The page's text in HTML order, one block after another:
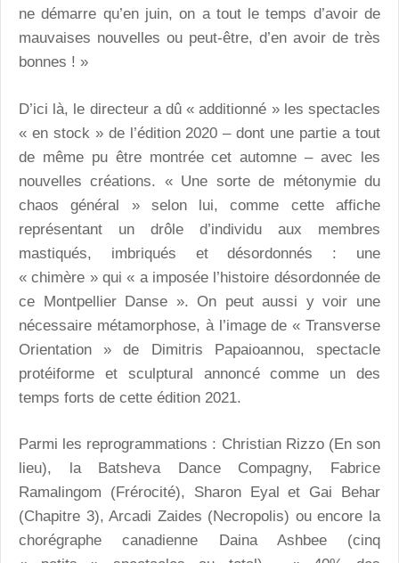
ne démarre qu’en juin, on a tout le temps d’avoir de
mauvaises nouvelles ou peut-être, d’en avoir de très
bonnes ! »
D’ici là, le directeur a dû « additionné » les spectacles
« en stock » de l’édition 2020 – dont une partie a tout
de même pu être montrée cet automne – avec les
nouvelles créations. « Une sorte de métonymie du
chaos général » selon lui, comme cette affiche
représentant un drôle d’individu aux membres
mastiqués, imbriqués et désordonnés : une
« chimère » qui « a imposée l’histoire désordonnée de
ce Montpellier Danse ». On peut aussi y voir une
nécessaire métamorphose, à l’image de « Transverse
Orientation » de Dimitris Papaioannou, spectacle
protéiforme et sculptural annoncé comme un des
temps forts de cette édition 2021.
Parmi les reprogrammations : Christian Rizzo (En son
lieu), la Batsheva Dance Compagny, Fabrice
Ramalingom (Frérocité), Sharon Eyal et Gai Behar
(Chapitre 3), Arcadi Zaides (Necropolis) ou encore la
chorégraphe canadienne Daina Ashbee (cinq